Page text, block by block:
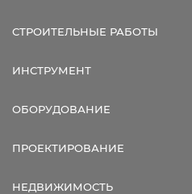
СТРОИТЕЛЬНЫЕ РАБОТЫ
ИНСТРУМЕНТ
ОБОРУДОВАНИЕ
ПРОЕКТИРОВАНИЕ
НЕДВИЖИМОСТЬ